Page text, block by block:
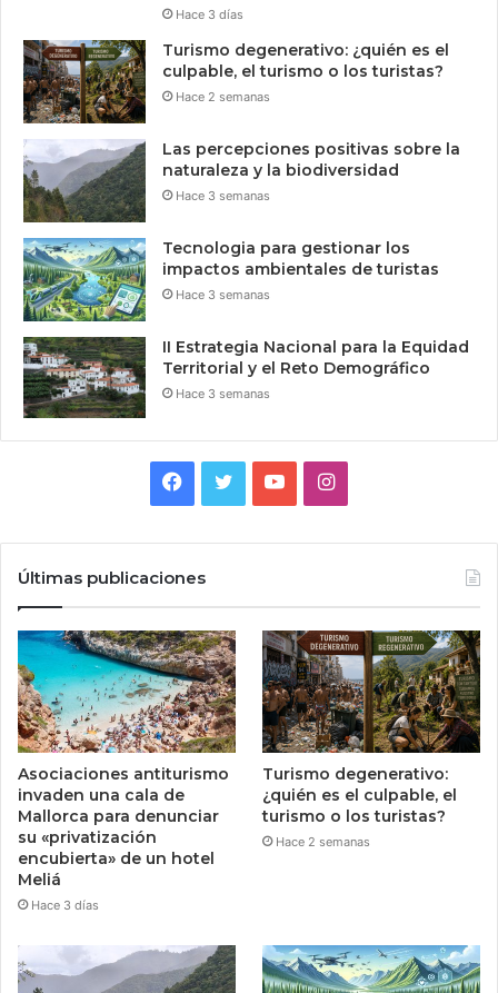
Hace 3 días
Turismo degenerativo: ¿quién es el
culpable, el turismo o los turistas?
Hace 2 semanas
Las percepciones positivas sobre la
naturaleza y la biodiversidad
Hace 3 semanas
Tecnologia para gestionar los
impactos ambientales de turistas
Hace 3 semanas
II Estrategia Nacional para la Equidad
Territorial y el Reto Demográfico
Hace 3 semanas
Facebook
TwitterYouTubeInstagram
Últimas publicaciones
Asociaciones antiturismo
invaden una cala de
Mallorca para denunciar
su «privatización
encubierta» de un hotel
Meliá
Hace 3 días
Turismo degenerativo:
¿quién es el culpable, el
turismo o los turistas?
Hace 2 semanas